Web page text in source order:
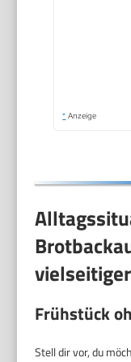
* Anzeige
Frühstück
Stell dir vor, du